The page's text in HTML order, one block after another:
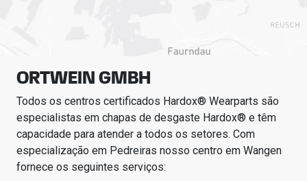
ORTWEIN GMBH
Todos os centros certificados Hardox® Wearparts são
especialistas em chapas de desgaste Hardox® e têm
capacidade para atender a todos os setores. Com
especialização em Pedreiras nosso centro em Wangen
fornece os seguintes serviços: